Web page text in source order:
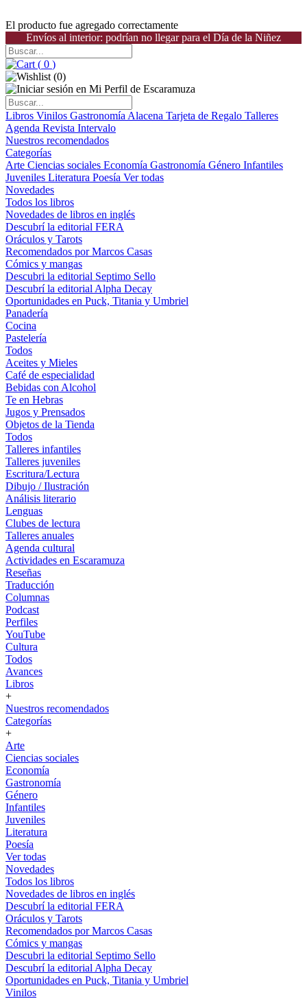
El producto fue agregado correctamente
Envíos al interior: podrían no llegar para el Día de la Niñez
( 0 )
(0)
Libros Vinilos Gastronomía Alacena Tarjeta de Regalo Talleres
Agenda Revista Intervalo
Nuestros recomendados
Categorías
Arte Ciencias sociales Economía Gastronomía Género Infantiles
Juveniles Literatura Poesía Ver todas
Novedades
Todos los libros
Novedades de libros en inglés
Descubrí la editorial FERA
Oráculos y Tarots
Recomendados por Marcos Casas
Cómics y mangas
Descubri la editorial Septimo Sello
Descubrí la editorial Alpha Decay
Oportunidades en Puck, Titania y Umbriel
Panadería
Cocina
Pastelería
Todos
Aceites y Mieles
Café de especialidad
Bebidas con Alcohol
Te en Hebras
Jugos y Prensados
Objetos de la Tienda
Todos
Talleres infantiles
Talleres juveniles
Escritura/Lectura
Dibujo / Ilustración
Análisis literario
Lenguas
Clubes de lectura
Talleres anuales
Agenda cultural
Actividades en Escaramuza
Reseñas
Traducción
Columnas
Podcast
Perfiles
YouTube
Cultura
Todos
Avances
Libros
+
Nuestros recomendados
Categorías
+
Arte
Ciencias sociales
Economía
Gastronomía
Género
Infantiles
Juveniles
Literatura
Poesía
Ver todas
Novedades
Todos los libros
Novedades de libros en inglés
Descubrí la editorial FERA
Oráculos y Tarots
Recomendados por Marcos Casas
Cómics y mangas
Descubri la editorial Septimo Sello
Descubrí la editorial Alpha Decay
Oportunidades en Puck, Titania y Umbriel
Vinilos